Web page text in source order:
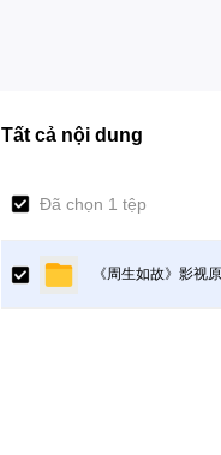
Tất cả nội dung
Đã chọn 1 tệp
《周生如故》影视